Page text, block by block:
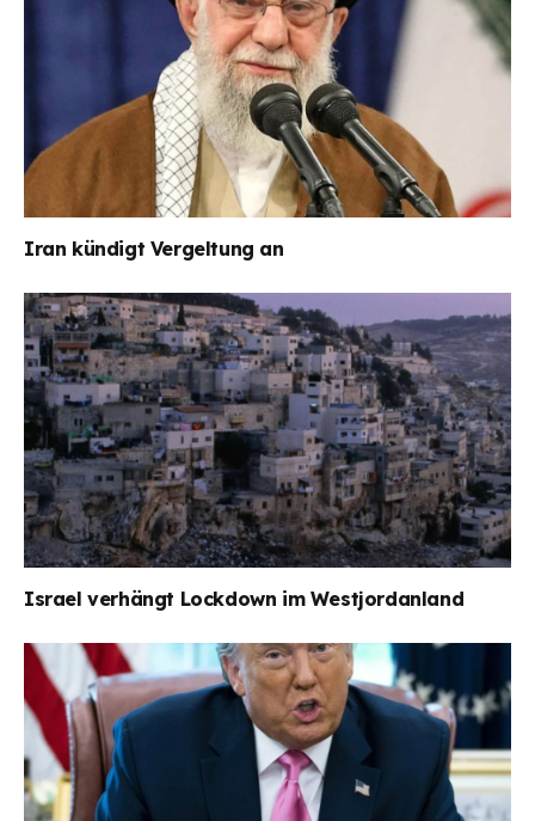
Iran kündigt Vergeltung an
Israel verhängt Lockdown im Westjordanland